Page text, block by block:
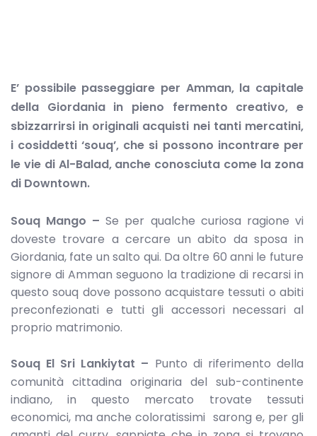
E’ possibile passeggiare per Amman, la capitale
della Giordania in pieno fermento creativo, e
sbizzarrirsi in originali acquisti nei tanti mercatini,
i cosiddetti ‘souq’, che si possono incontrare per
le vie di Al-Balad, anche conosciuta come la zona
di Downtown.
Souq Mango –Se per qualche curiosa ragione vi
doveste trovare a cercare un abito da sposa in
Giordania, fate un salto qui. Da oltre 60 anni le future
signore di Amman seguono la tradizione di recarsi in
questo souq dove possono acquistare tessuti o abiti
preconfezionati e tutti gli accessori necessari al
proprio matrimonio.
Souq El Sri Lankiytat – Punto di riferimento della
comunità cittadina originaria del sub-continente
indiano, in questo mercato trovate tessuti
economici, ma anche coloratissimi sarong e, per gli